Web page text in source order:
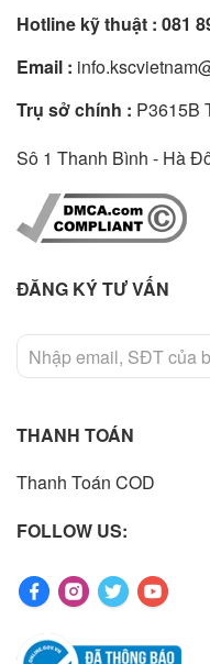
Hotline kỹ thuật : 081
Email :
Trụ sở chính : P3615B
Sô 1 Thanh Bình - Hà
ĐĂNG KÝ TƯ VẤN
THANH TOÁN
Thanh Toán COD
FOLLOW US: